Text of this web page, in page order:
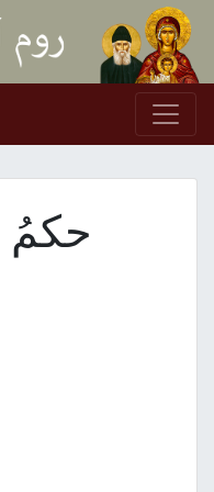
Skip to content
Navigation
حكمُ